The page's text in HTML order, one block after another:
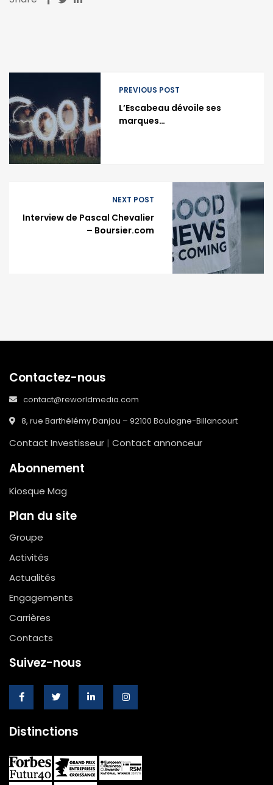
PREVIOUS POST
L’Escabeau dévoile ses
marques…
NEXT POST
Interview de Pascal Chevalier
– Boursier.com
Contactez-nous
contact@reworldmedia.com
8, rue Barthélémy Danjou – 92100 Boulogne-Billancourt
Contact Investisseur | Contact annonceur
Abonnement
Kiosque Mag
Plan du site
Groupe
Activités
Actualités
Engagements
Carrières
Contacts
Suivez-nous
Distinctions